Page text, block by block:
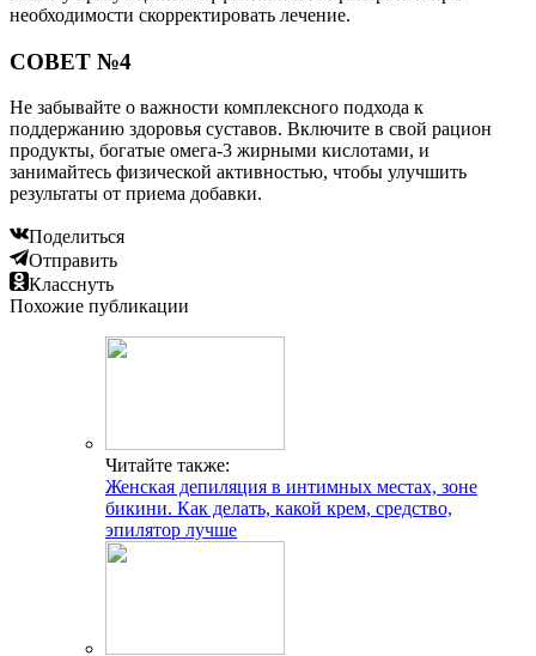
необходимости скорректировать лечение.
СОВЕТ №4
Не забывайте о важности комплексного подхода к
поддержанию здоровья суставов. Включите в свой рацион
продукты, богатые омега-3 жирными кислотами, и
занимайтесь физической активностью, чтобы улучшить
результаты от приема добавки.
Поделиться
Отправить
Класснуть
Похожие публикации
Читайте также:
Женская депиляция в интимных местах, зоне
бикини. Как делать, какой крем, средство,
эпилятор лучше